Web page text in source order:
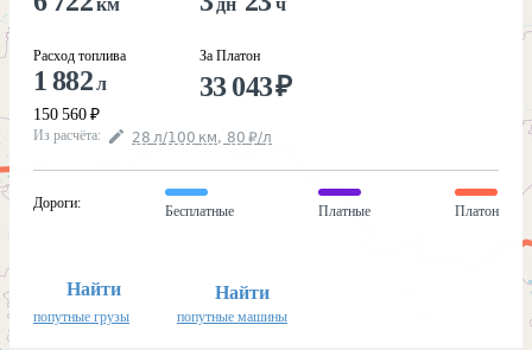
км
Расход топлива
1 882л
150 560 ₽
дн ч
За Платон
33 043₽
Из расчёта: 28 л/100 км, 80 ₽/л
Дороги:
Бесплатные Платные Платон
Найти
попутные грузы
Найти
попутные машины